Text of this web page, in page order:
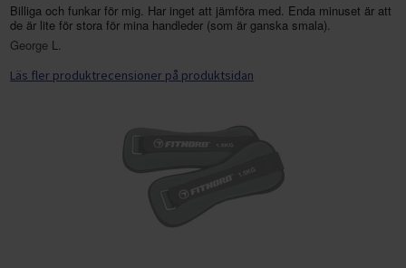
Billiga och funkar för mig. Har inget att jämföra med. Enda minuset är att
de är lite för stora för mina handleder (som är ganska smala).
George L.
Läs fler produktrecensioner på produktsidan